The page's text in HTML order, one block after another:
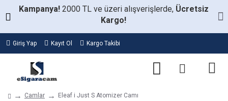
Kampanya! 2000 TL ve üzeri alışverişlerde, Ücretsiz
Kargo!
Giriş Yap Kayıt Ol Kargo Takibi
Camlar Eleaf i Just S Atomizer Camı